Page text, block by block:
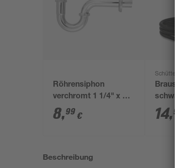
Röhrensiphon
verchromt 1 1/4" x 32
mm
8,99 €
Schütte
schwarz
14,99
Beschreibung